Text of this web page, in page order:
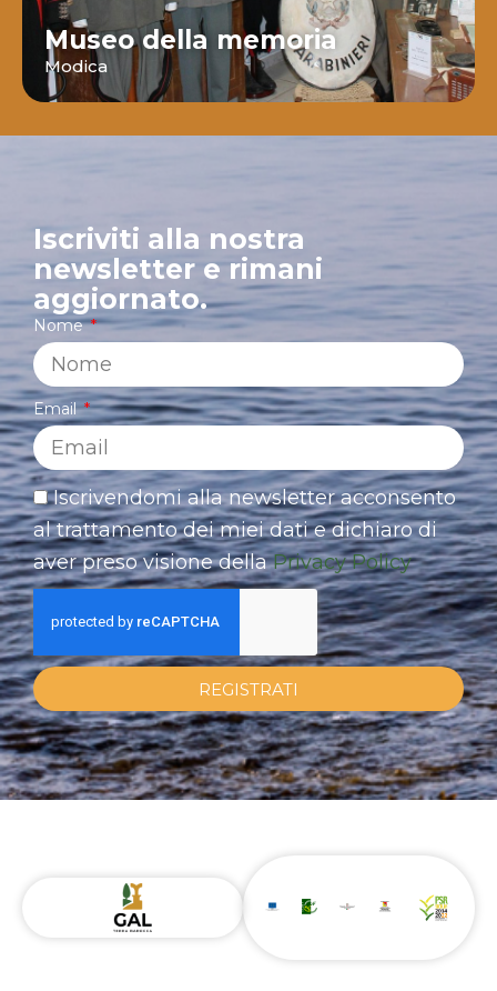
Museo della memoria
Modica
Iscriviti alla nostra
newsletter e rimani
aggiornato.
Nome
Email
Iscrivendomi alla newsletter acconsento
al trattamento dei miei dati e dichiaro di
aver preso visione dellaPrivacy Policy
REGISTRATI